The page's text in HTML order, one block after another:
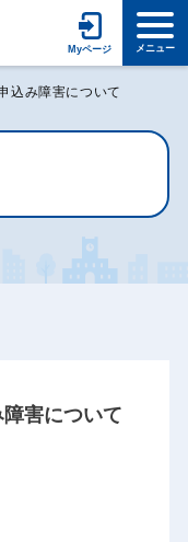
込み障害について
害について